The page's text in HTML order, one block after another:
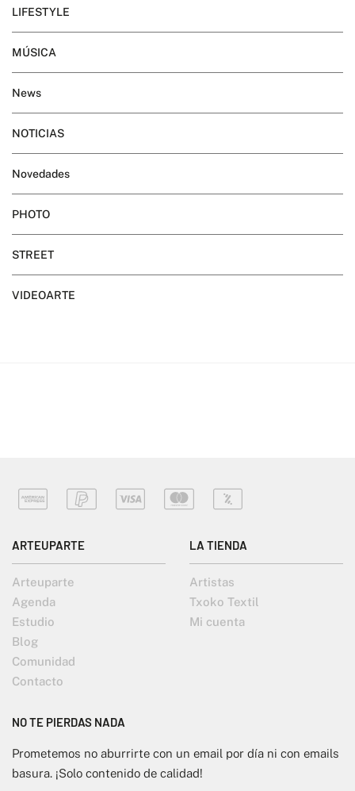
LIFESTYLE
MÚSICA
News
NOTICIAS
Novedades
PHOTO
STREET
VIDEOARTE
ARTEUPARTE
Arteuparte
Agenda
Estudio
Blog
Comunidad
Contacto
LA TIENDA
Artistas
Txoko Textil
Mi cuenta
NO TE PIERDAS NADA
Prometemos no aburrirte con un email por día ni con emails
basura. ¡Solo contenido de calidad!